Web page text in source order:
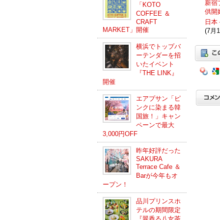
「KOTO
COFFEE ＆
CRAFT
MARKET」開催
横浜でトップバ
ーテンダーを招
いたイベント
『THE LINK』
開催
エアプサン「ピ
ンクに染まる韓
国旅！」キャン
ペーンで最大
3,000円OFF
昨年好評だった
SAKURA
Terrace Cafe ＆
Barが今年もオ
ープン！
品川プリンスホ
テルの期間限定
新宿
供開
日
(7月